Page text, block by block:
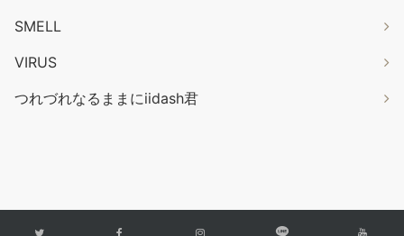
SMELL
VIRUS
つれづれなるままにiidash君